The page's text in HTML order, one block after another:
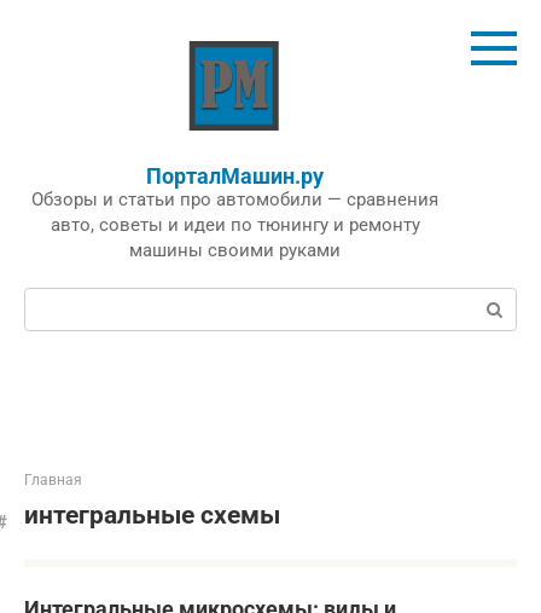
ПорталМашин.ру
Обзоры и статьи про автомобили — сравнения
авто, советы и идеи по тюнингу и ремонту
машины своими руками
Поиск:
Главная
интегральные схемы